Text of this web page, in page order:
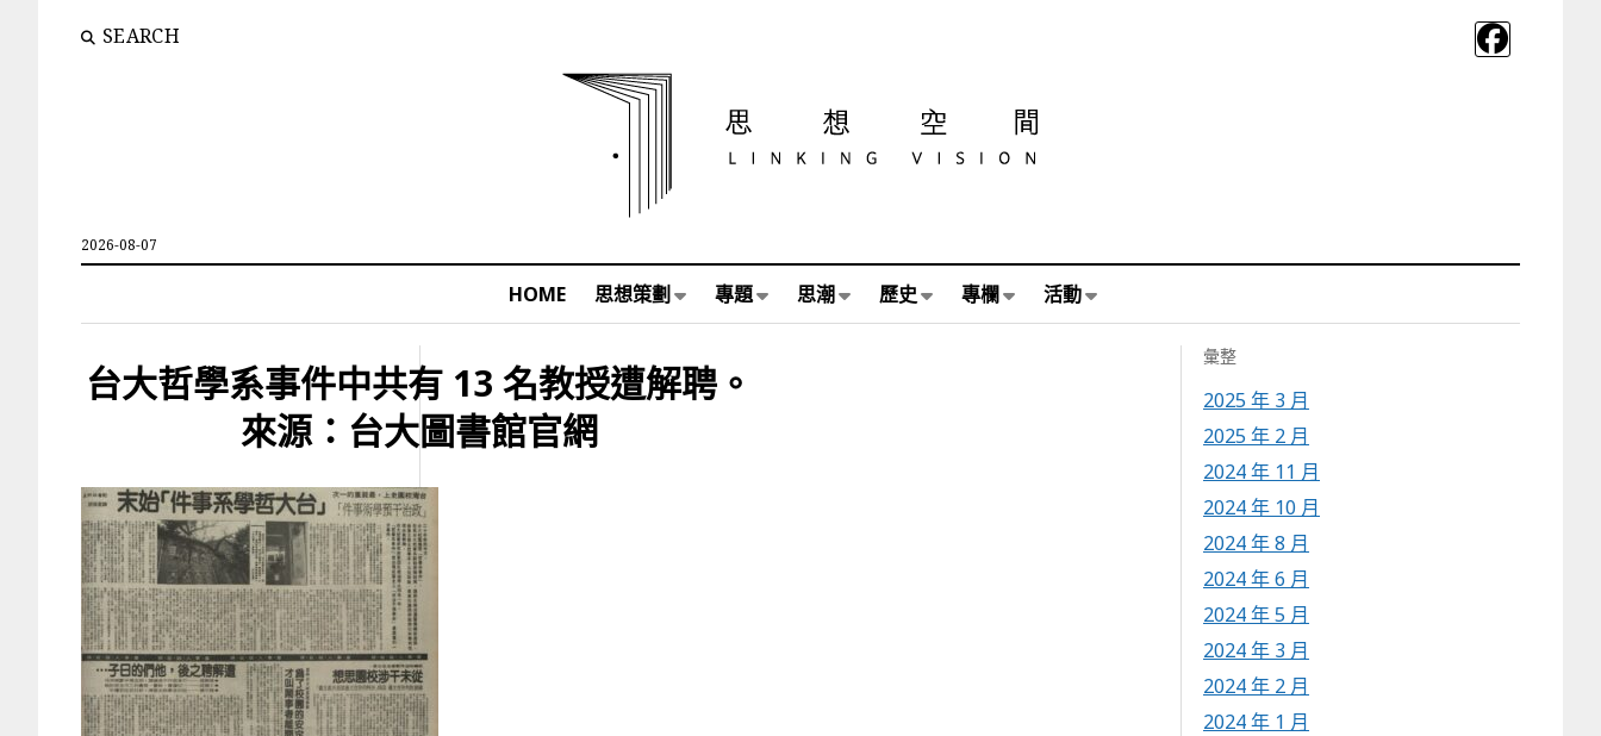
SEARCH
2026-08-07
HOME 思想策劃 專題 思潮 歷史 專欄 活動
台大哲學系事件中共有 13 名教授遭解聘。
來源：台大圖書館官網
彙整
2025 年 3 月
2025 年 2 月
2024 年 11 月
2024 年 10 月
2024 年 8 月
2024 年 6 月
2024 年 5 月
2024 年 3 月
2024 年 2 月
2024 年 1 月